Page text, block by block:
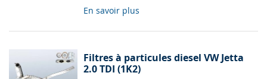
En savoir plus
Filtres à particules diesel VW Jetta
2.0 TDI (1K2)